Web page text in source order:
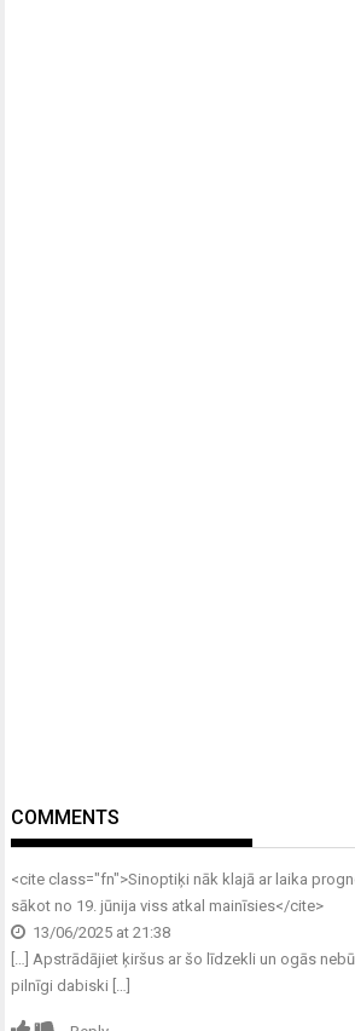
COMMENTS
<cite class="fn">Sinoptiķi nāk klajā ar laika
sākot no 19. jūnija viss atkal mainīsies</cite>
13/06/2025 at 21:38
[…] Apstrādājiet ķiršus ar šo līdzekli un ogās
pilnīgi dabiski […]